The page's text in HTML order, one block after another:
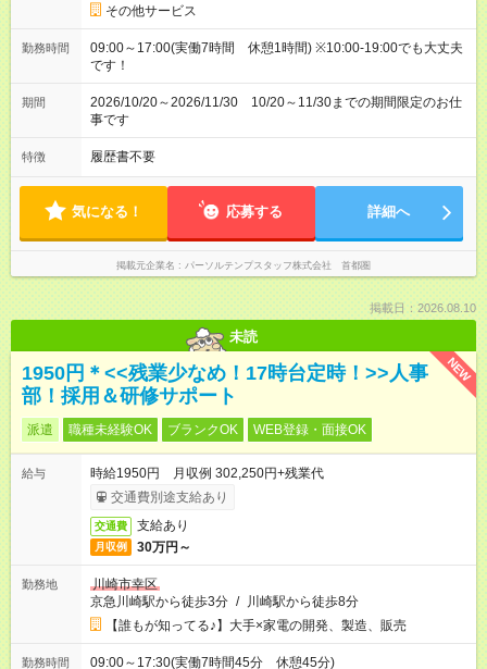
その他サービス
勤務時間
09:00～17:00(実働7時間 休憩1時間) ※10:00-19:00でも大丈夫
です！
期間
2026/10/20～2026/11/30 10/20～11/30までの期間限定のお仕
事です
特徴 履歴書不要
気になる！ 応募する 詳細へ
掲載元企業名 パーソルテンプスタッフ株式会社 首都圏
掲載日：2026.08.10
未読
NEW
1950円＊<<残業少なめ！17時台定時！>>人事
部！採用＆研修サポート
派遣 職種未経験OK ブランクOK WEB登録・面接OK
給与
時給1950円 月収例 302,250円+残業代
交通費別途支給あり
交通費 支給あり
月収例 30万円～
勤務地
川崎市幸区
京急川崎駅から徒歩3分 / 川崎駅から徒歩8分
【誰もが知ってる♪】大手×家電の開発、製造、販売
勤務時間 09:00～17:30(実働7時間45分 休憩45分)